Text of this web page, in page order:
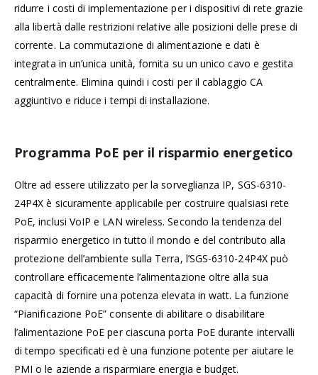
ridurre i costi di implementazione per i dispositivi di rete grazie
alla libertà dalle restrizioni relative alle posizioni delle prese di
corrente. La commutazione di alimentazione e dati è
integrata in un’unica unità, fornita su un unico cavo e gestita
centralmente. Elimina quindi i costi per il cablaggio CA
aggiuntivo e riduce i tempi di installazione.
Programma PoE per il risparmio energetico
Oltre ad essere utilizzato per la sorveglianza IP, SGS-6310-
24P4X è sicuramente applicabile per costruire qualsiasi rete
PoE, inclusi VoIP e LAN wireless. Secondo la tendenza del
risparmio energetico in tutto il mondo e del contributo alla
protezione dell’ambiente sulla Terra, l’SGS-6310-24P4X può
controllare efficacemente l’alimentazione oltre alla sua
capacità di fornire una potenza elevata in watt. La funzione
“Pianificazione PoE” consente di abilitare o disabilitare
l’alimentazione PoE per ciascuna porta PoE durante intervalli
di tempo specificati ed è una funzione potente per aiutare le
PMI o le aziende a risparmiare energia e budget.